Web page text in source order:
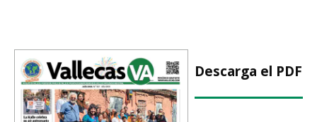
Descarga el PDF